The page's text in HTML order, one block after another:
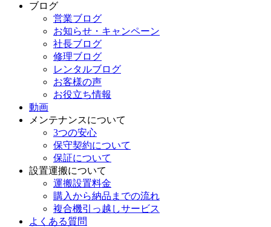
ブログ
営業ブログ
お知らせ・キャンペーン
社長ブログ
修理ブログ
レンタルブログ
お客様の声
お役立ち情報
動画
メンテナンスについて
3つの安心
保守契約について
保証について
設置運搬について
運搬設置料金
購入から納品までの流れ
複合機引っ越しサービス
よくある質問